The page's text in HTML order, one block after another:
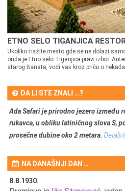
ETNO SELO TIGANJICA
Ukoliko tražite mesto gde se ne dolazi
onda je Etno selo Tiganjica pravi izbor.
starog Banata, vodi vas kroz priču o
DA LI STE ZNALI …?
Ada Safari je prirodno jezero između
rukavca, u obliku latiničnog slova S,
prosečne dubine oko 2 metara.
NA DANAŠNJI DAN …
8.8.1930.